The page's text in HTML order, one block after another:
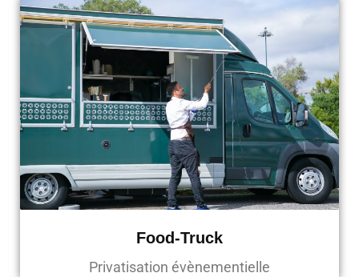
Food-Truck
Privatisation évènementielle